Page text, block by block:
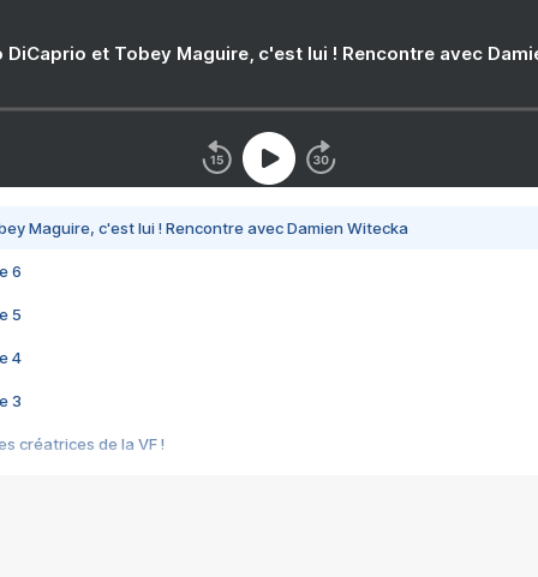
DiCaprio et Tobey Maguire, c'est lui ! Rencontre avec
Maguire, c'est lui ! Rencontre avec Damien Witecka
6
5
4
3
créatrices de la VF !